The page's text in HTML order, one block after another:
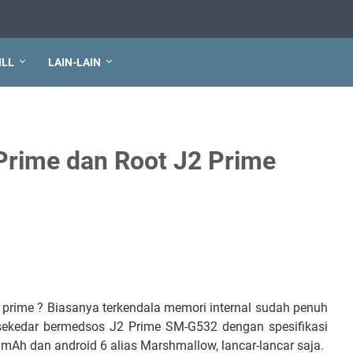
LAIN-LAIN
dan Root J2 Prime
Masuk Opsi Pengembang
Prime
? Biasanya terkendala memori internal sudah penuh
bermedsos J2 Prime SM-G532 dengan spesifikasi
dan android 6 alias Marshmallow, lancar-lancar saja.